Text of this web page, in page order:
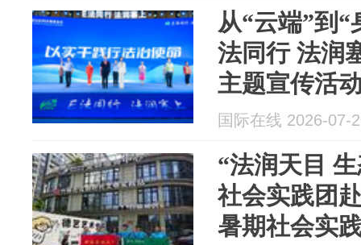
从“云端”到
法同行 法润
主题宣传活
国际在线 2026-07-
“法润天目
社会实践团
暑期社会实